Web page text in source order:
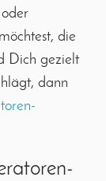
die
Dich gezielt
dann